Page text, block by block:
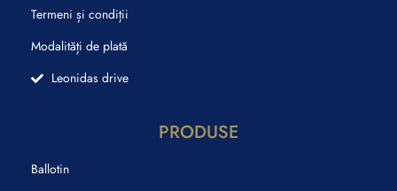
Termeni și condiții
Modalități de plată
Leonidas drive
PRODUSE
Ballotin